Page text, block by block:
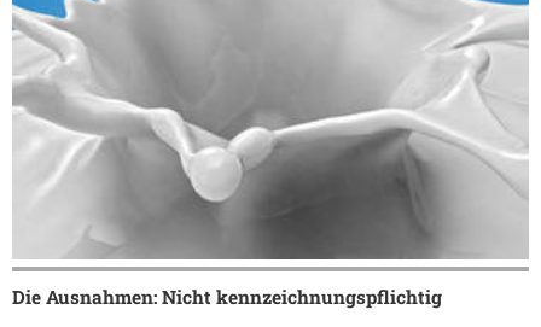
Die Ausnahmen: Nicht kennzeichnungspflichtig